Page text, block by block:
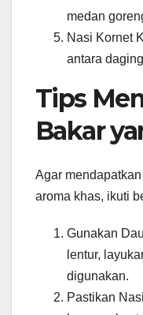
medan
Nasi Kornet
antara
Tips
Bakar
Agar
aroma khas, ikuti
Gunakan
lentur,
digunakan.
Pastikan